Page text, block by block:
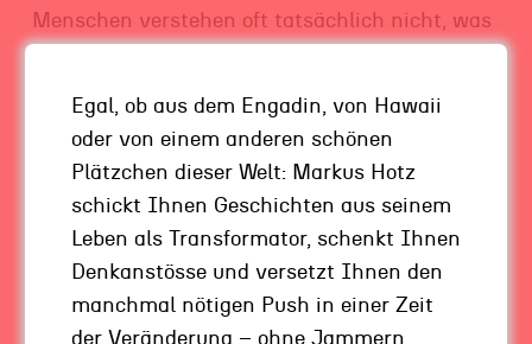
Menschen verstehen oft tatsächlich nicht, was
können
Also nicht unbedingt den Gründer, sondern
Doch selbst wenn Sie irgendwann alle harten
Egal, ob aus dem Engadin, von Hawaii
oder von einem anderen schönen
Plätzchen dieser Welt: Markus Hotz
schickt Ihnen Geschichten aus seinem
Leben als Transformator, schenkt Ihnen
Denkanstösse und versetzt Ihnen den
manchmal nötigen Push in einer Zeit
der Veränderung – ohne Jammern,